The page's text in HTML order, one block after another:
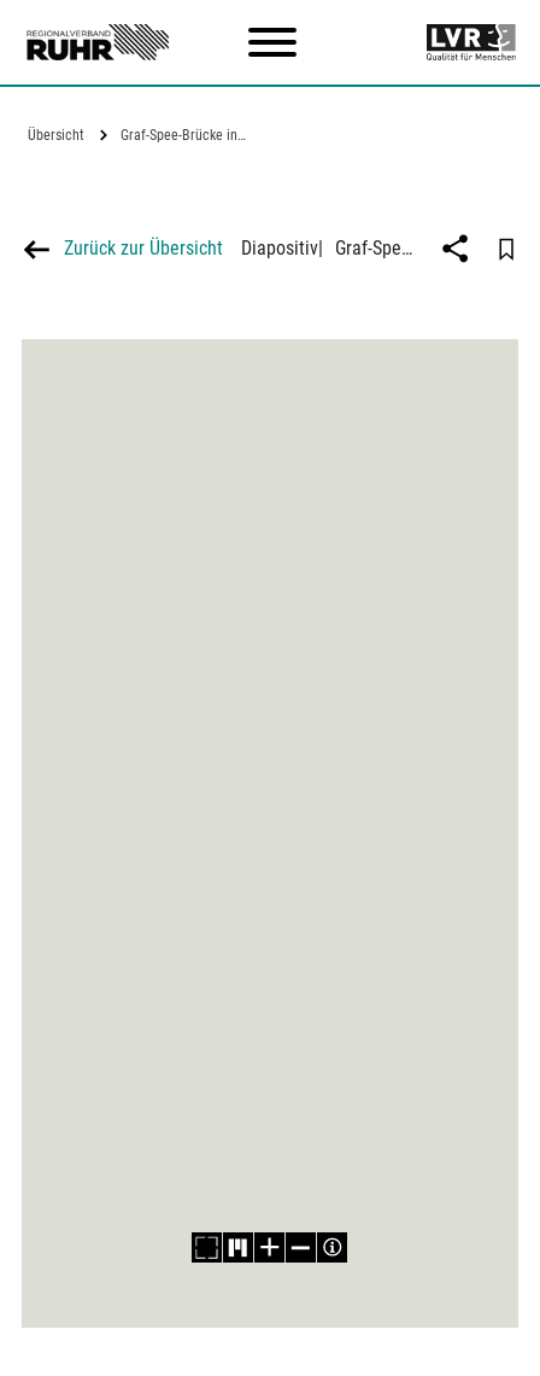
Übersicht Graf-Spee-Brücke in…
Zurück zur Übersicht Diapositiv| Graf-Spee-Brücke in Duisburg-Hochfeld-Rheinhausen, Modell zum Wiederaufbau